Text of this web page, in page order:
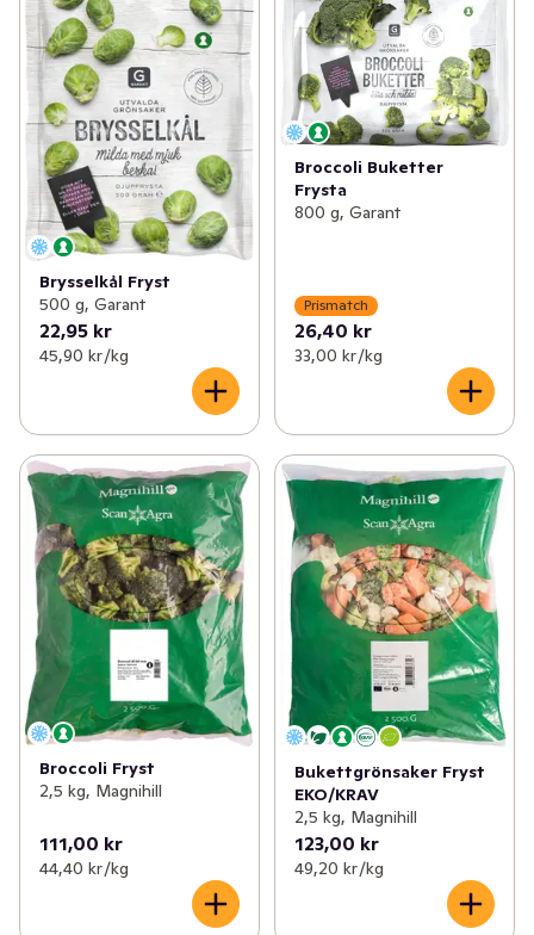
Brysselkål Fryst
500 g, Garant
22,95 kr
45,90 kr /kg
Broccoli Buketter
Frysta
800 g, Garant
Prismatch
26,40 kr
33,00 kr /kg
Broccoli Fryst
2,5 kg, Magnihill
111,00 kr
44,40 kr /kg
Bukettgrönsaker Fryst
EKO/KRAV
2,5 kg, Magnihill
123,00 kr
49,20 kr /kg